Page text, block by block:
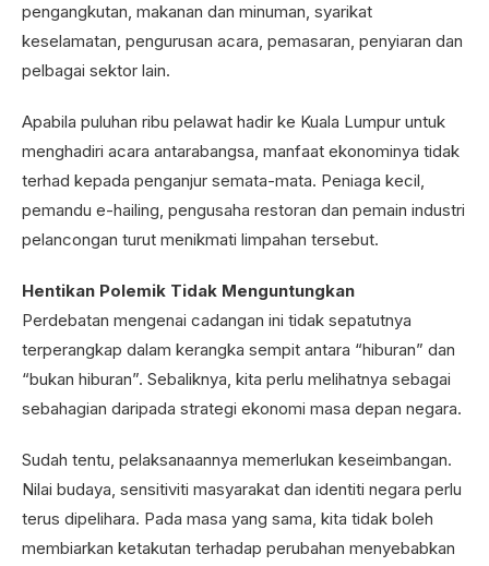
pengangkutan, makanan dan minuman, syarikat
keselamatan, pengurusan acara, pemasaran, penyiaran dan
pelbagai sektor lain.
Apabila puluhan ribu pelawat hadir ke Kuala Lumpur untuk
menghadiri acara antarabangsa, manfaat ekonominya tidak
terhad kepada penganjur semata-mata. Peniaga kecil,
pemandu e-hailing, pengusaha restoran dan pemain industri
pelancongan turut menikmati limpahan tersebut.
Hentikan Polemik Tidak Menguntungkan
Perdebatan mengenai cadangan ini tidak sepatutnya
terperangkap dalam kerangka sempit antara “hiburan” dan
“bukan hiburan”. Sebaliknya, kita perlu melihatnya sebagai
sebahagian daripada strategi ekonomi masa depan negara.
Sudah tentu, pelaksanaannya memerlukan keseimbangan.
Nilai budaya, sensitiviti masyarakat dan identiti negara perlu
terus dipelihara. Pada masa yang sama, kita tidak boleh
membiarkan ketakutan terhadap perubahan menyebabkan